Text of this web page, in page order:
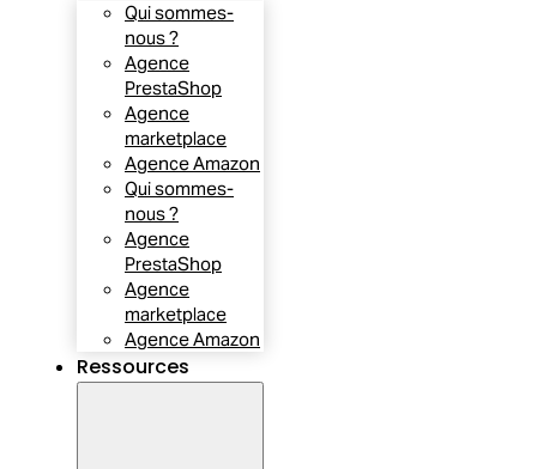
Qui sommes-
nous ?
Agence
PrestaShop
Agence
marketplace
Agence Amazon
Qui sommes-
nous ?
Agence
PrestaShop
Agence
marketplace
Agence Amazon
Ressources